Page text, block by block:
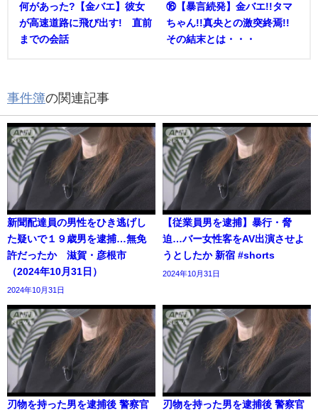
何があった?【金バエ】彼女
が高速道路に飛び出す! 直前
までの会話
⑯【暴言続発】金バエ!!タマ
ちゃん!!真央との激突終焉!!
その結末とは・・・
事件簿の関連記事
新聞配達員の男性をひき逃げし
た疑いで１９歳男を逮捕…無免
許だったか 滋賀・彦根市
（2024年10月31日）
2024年10月31日
【従業員男を逮捕】暴行・脅
迫…バー女性客をAV出演させよ
うとしたか 新宿 #shorts
2024年10月31日
刃物を持った男を逮捕後 警察官
刃物を持った男を逮捕後 警察官